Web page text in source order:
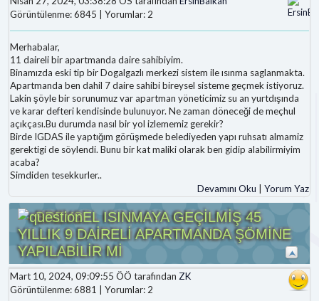
Görüntülenme: 6845 | Yorumlar: 2
Merhabalar,
11 daireli bir apartmanda daire sahibiyim.
Binamızda eski tip bir Dogalgazlı merkezi sistem ile ısınma saglanmakta.
Apartmanda ben dahil 7 daire sahibi bireysel sisteme geçmek istiyoruz.
Lakin şöyle bir sorunumuz var apartman yöneticimiz su an yurtdışında
ve karar defteri kendisinde bulunuyor. Ne zaman döneceği de meçhul
açıkçası.Bu durumda nasıl bir yol izlememiz gerekir?
Birde IGDAS ile yaptığım görüşmede belediyeden yapı ruhsatı almamiz
gerektigi de söylendi. Bunu bir kat maliki olarak ben gidip alabilirmiyim
acaba?
Simdiden tesekkurler..
Devamını Oku
Yorum Yaz
BREYSEL ISINMAYA GEÇİLMİŞ 45
YILLIK 9 DAİRELİ APARTMANDA ŞÖMİNE
YAPILABİLİR Mİ
Mart 10, 2024, 09:09:55 ÖÖ tarafından ZK
Görüntülenme: 6881 | Yorumlar: 2